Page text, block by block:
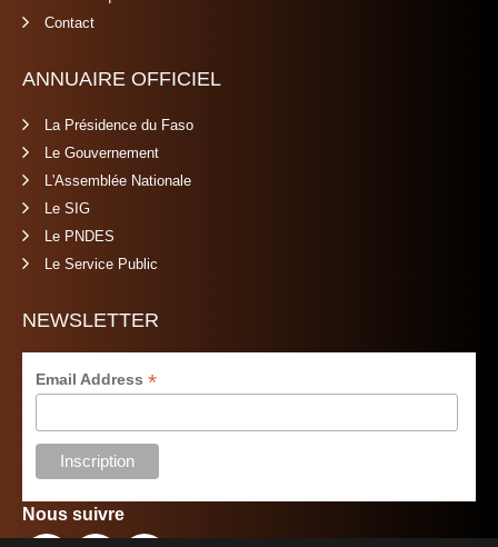
Contact
ANNUAIRE OFFICIEL
La Présidence du Faso
Le Gouvernement
L'Assemblée Nationale
Le SIG
Le PNDES
Le Service Public
NEWSLETTER
Email Address*
Nous suivre